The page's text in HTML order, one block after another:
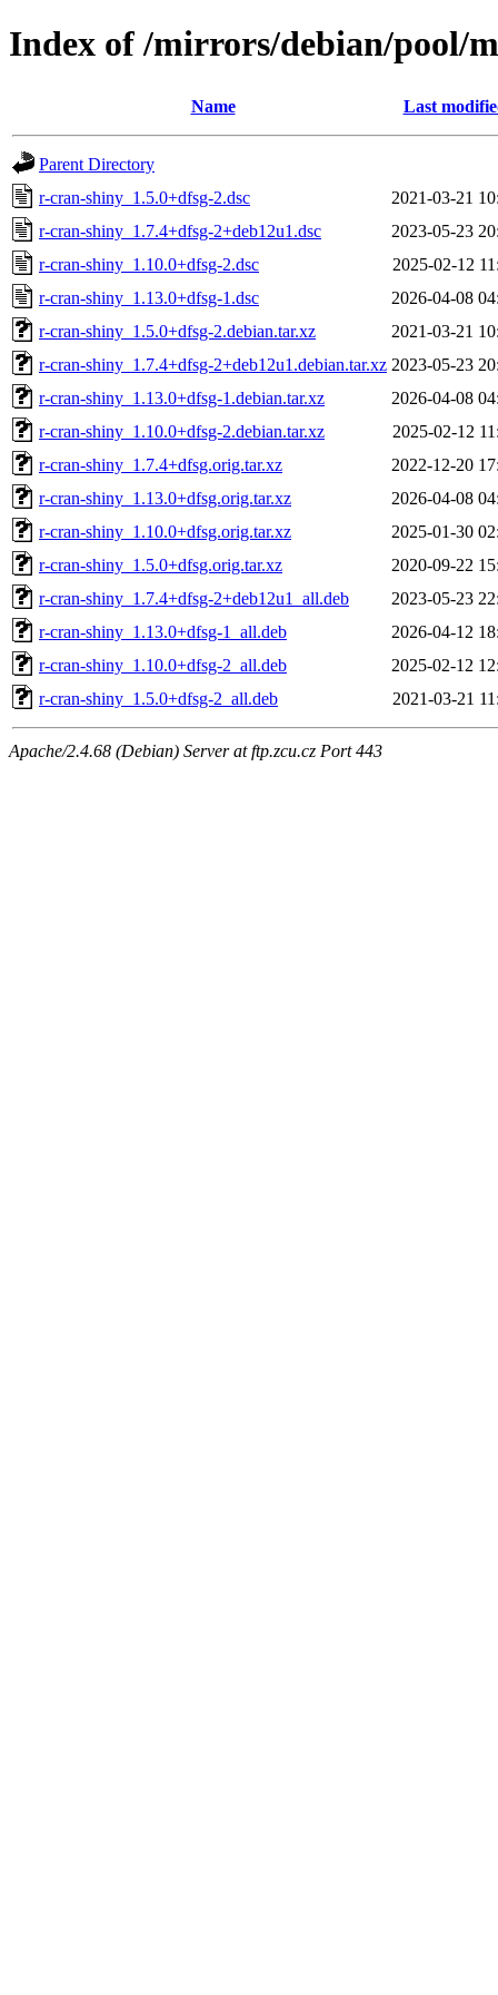
Index of /mirrors/debian/pool/
Name Last
Parent Directory
r-cran-shiny_1.5.0+dfsg-2.dsc
2021-03-21
r-cran-shiny_1.7.4+dfsg-2+deb12u1.dsc
2023-05-23
r-cran-shiny_1.10.0+dfsg-2.dsc
2025-02-12
r-cran-shiny_1.13.0+dfsg-1.dsc
2026-04-08
r-cran-shiny_1.5.0+dfsg-2.debian.tar.xz
2021-03-21
r-cran-shiny_1.7.4+dfsg-2+deb12u1.debian.tar.xz 2023-05-23
r-cran-shiny_1.13.0+dfsg-1.debian.tar.xz
2026-04-08
r-cran-shiny_1.10.0+dfsg-2.debian.tar.xz
2025-02-12
r-cran-shiny_1.7.4+dfsg.orig.tar.xz
2022-12-20
r-cran-shiny_1.13.0+dfsg.orig.tar.xz
2026-04-08
r-cran-shiny_1.10.0+dfsg.orig.tar.xz
2025-01-30
r-cran-shiny_1.5.0+dfsg.orig.tar.xz
2020-09-22
r-cran-shiny_1.7.4+dfsg-2+deb12u1_all.deb
2023-05-23
r-cran-shiny_1.13.0+dfsg-1_all.deb
2026-04-12
r-cran-shiny_1.10.0+dfsg-2_all.deb
2025-02-12
r-cran-shiny_1.5.0+dfsg-2_all.deb
2021-03-21
Apache/2.4.68 (Debian) Server at ftp.zcu.cz Port 443